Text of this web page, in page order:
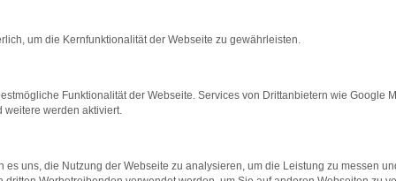
eine clevere Wahl. Die Fahrzeuge dieses Herstellers sind
schauen bei jedem Audi Gebrauchtwagen genau hin und
und wechseln bei Bedarf auch die Verschleißteile aus.
Kauf online ab. Ihr Vorteil: Sie brauchen noch nicht einmal
um die Kernfunktionalität der Webseite zu gewährleisten.
Funktionalität der Webseite. Services von Drittanbietern wie Google
weitere werden aktiviert.
es uns, die Nutzung der Webseite zu analysieren, um die Leistung zu messen